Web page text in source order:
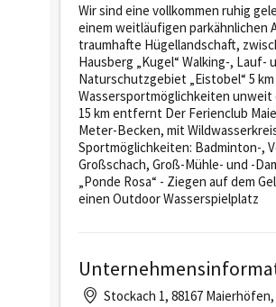
Wir sind eine vollkommen ruhig
einem weitläufigen parkähnlichen
traumhafte Hügellandschaft,
Hausberg „Kugel“ Walking-,
Naturschutzgebiet „Eistobel“ 5
Wassersportmöglichkeiten
15 km entfernt Der Ferienclub
Meter-Becken, mit
Sportmöglichkeiten: Badminton-,
Großschach, Groß-Mühle- und -
„Ponde Rosa“ - Ziegen auf dem
einen Outdoor Wasserspielplatz
Stockach 1, 88167